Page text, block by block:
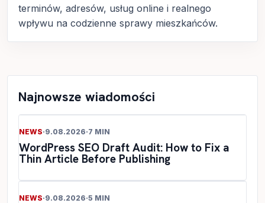
terminów, adresów, usług online i realnego
wpływu na codzienne sprawy mieszkańców.
Najnowsze wiadomości
NEWS·9.08.2026·7 MIN
WordPress SEO Draft Audit: How to Fix a
Thin Article Before Publishing
NEWS·9.08.2026·5 MIN